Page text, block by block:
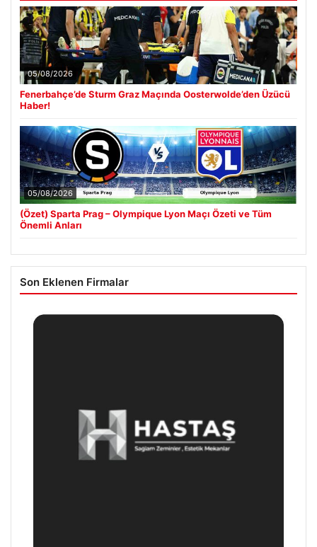
05/08/2026
Fenerbahçe’de Sturm Graz Maçında Oosterwolde’den Üzücü
Haber!
05/08/2026
(Özet) Sparta Prag – Olympique Lyon Maçı Özeti ve Tüm
Önemli Anları
Son Eklenen Firmalar